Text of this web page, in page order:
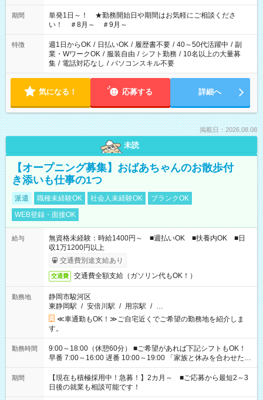
ださい！
期間
単発1日～！ ★勤務開始日や期間はお気軽にご相談くださ
い！ ＃8月～ ＃9月～
特徴 週1日からOK / 日払いOK / 履歴書不要 / 40～50代活躍中 / 副
業・WワークOK / 服装自由 / シフト勤務 / 10名以上の大量募
集 / 電話対応なし / パソコンスキル不要
気になる！ 応募する 詳細へ
掲載日：2026.08.08
未読
【オープニング募集】おばあちゃんのお散歩付
き添いも仕事の1つ
派遣 職種未経験OK 社会人未経験OK
ブランクOK
WEB登録・面接OK
給与
無資格未経験：時給1400円～ ■週払いOK ■扶養内OK ■日
収1万1200円以上
交通費別途支給あり
交通費 交通費全額支給（ガソリン代もOK！）
勤務地
静岡市駿河区
東静岡駅 / 安倍川駅 / 用宗駅 / …
≪車通勤もOK！≫ご自宅近くでご希望の勤務地を紹介しま
す。
勤務時間
9:00～18:00（休憩60分） ■ご希望があれば下記シフトもOK！
早番 7:00～16:00 遅番 10:00～19:00 「家族と休みを合わせた
い」 「余裕を持って夕飯の準備がしたい」 「できれば残業はし
たくない」 など、ご希望を教えてくださいね。 ※Wワーク希望
の方へ 今ご覧のお仕事で希望する勤務時間と、もう1つのお仕事
の勤務時間。 合計で週40時間を超える場合は応募できません。
期間
【現在も積極採用中！急募！】2カ月～ ■ご応募から最短2～3
日後の就業も相談可能です！